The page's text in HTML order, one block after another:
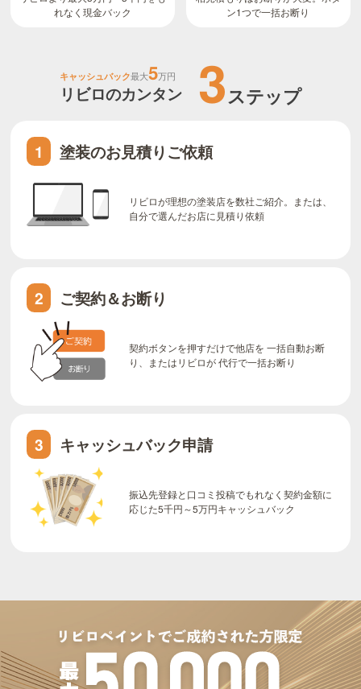
れなく現金バック ン1つで一括お断り
キャッシュバック最大5万円
リビロのカンタン 3ステップ
1 塗装のお見積りご依頼
リビロが理想の塗装店を数社ご紹介。または、
自分で選んだお店に見積り依頼
2 ご契約＆お断り
契約ボタンを押すだけで他店を 一括自動お断
り、またはリビロが 代行で一括お断り
3 キャッシュバック申請
振込先登録と口コミ投稿でもれなく契約金額に
応じた5千円～5万円キャッシュバック